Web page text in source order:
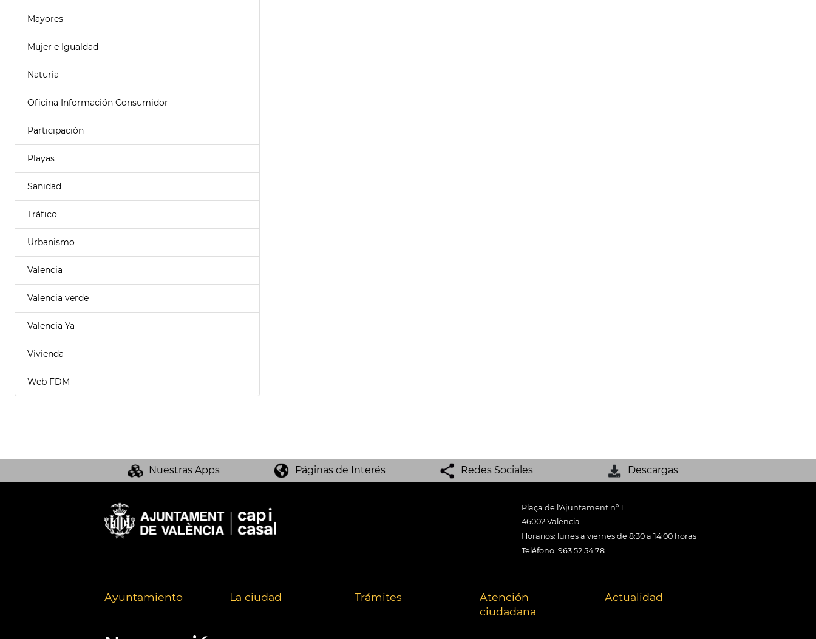
Mayores
Mujer e Igualdad
Naturia
Oficina Información Consumidor
Participación
Playas
Sanidad
Tráfico
Urbanismo
Valencia
Valencia verde
Valencia Ya
Vivienda
Web FDM
Nuestras Apps Páginas de Interés Redes Sociales Descargas
Plaça de l'Ajuntament nº 1
46002 València
Horarios: lunes a viernes de 8:30 a 14:00 horas
Teléfono: 963 52 54 78
Ayuntamiento La ciudad Trámites
Atención
ciudadana
Actualidad